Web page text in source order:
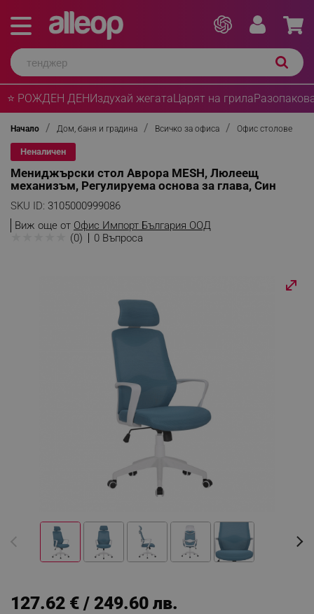
⭐ РОЖДЕН ДЕНИздухай жегатаЦарят на грила
Начало Дом, баня и градина Всичко за офиса Офис столове
Неналичен
Мениджърски стол Аврора MESH, Люлеещ
механизъм, Регулируема основа за глава, Син
SKU ID: 3105000999086
Виж още от Офис Импорт България ООД
★ (0) 0 Въпроса
127.62 € / 249.60 лв.